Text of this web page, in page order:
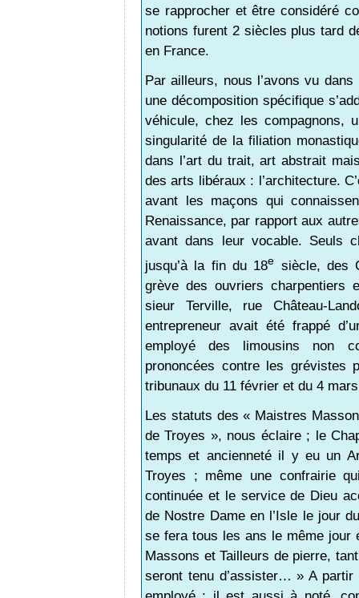
se rapprocher et être considéré
notions furent 2 siècles plus tard
en France.
Par ailleurs, nous l’avons vu
une décomposition spécifique
véhicule, chez les compagnons,
singularité de la filiation
dans l’art du trait, art abstrait
des arts libéraux : l’architecture.
avant les maçons qui
Renaissance, par rapport aux
avant dans leur vocable. Seuls
jusqu’à la fin du 18e siècle, des
grève des ouvriers charpentiers
sieur Terville, rue Château-
entrepreneur avait été frappé
employé des limousins non
prononcées contre les grévistes
tribunaux du 11 février et du 4
Les statuts des « Maistres
de Troyes », nous éclaire ; le
temps et ancienneté il y eu un
Troyes ; même une confrairie
continuée et le service de Dieu
de Nostre Dame en l’Isle le jour
se fera tous les ans le même jour
Massons et Tailleurs de pierre,
seront tenu d’assister… » A